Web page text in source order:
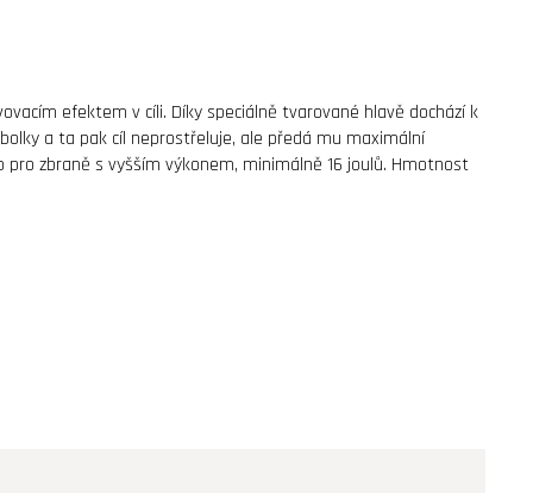
efektem v cíli. Díky speciálně tvarované hlavě dochází k
a ta pak cíl neprostřeluje, ale předá mu maximální
pro zbraně s vyšším výkonem, minimálně 16 joulů. Hmotnost